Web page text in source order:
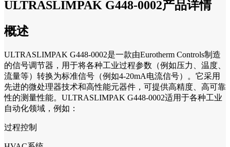
ULTRASLIMPAK G448-0002产品详情
概述
ULTRASLIMPAK G448-0002是一款由Eurotherm Controls制造
的信号调节器，用于将各种工业过程参数（例如压力、温度、
流量等）转换为标准信号（例如4-20mA电流信号）。它采用
先进的微处理器技术和高性能元器件，可提供高精度、高可靠
性的测量性能。ULTRASLIMPAK G448-0002适用于各种工业
自动化领域，例如：
过程控制